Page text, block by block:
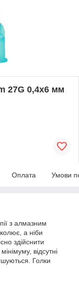
27G 0,4х6 мм
Оплата Умови
з алмазним
а ніби
здійснити
відсутні
Голки